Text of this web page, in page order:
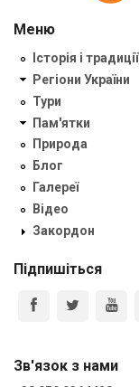
Меню
Історія і традиції
Регіони України
Тури
Пам'ятки
Природа
Блог
Галереї
Відео
Закордон
Підпишіться
Зв'язок з нами